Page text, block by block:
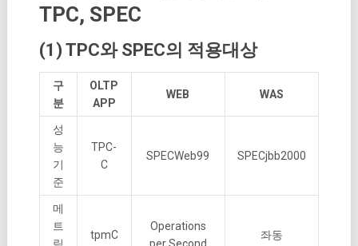
TPC, SPEC
(1) TPC와 SPEC의 적용대상
구
분
OLTP
APP
WEB WAS
성
능
기
준
TPC-
C
SPECWeb99 SPECjbb2000
메
트
tpmC
Operations
좌동